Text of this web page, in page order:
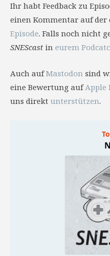
Ihr habt Feedback zu
einen Kommentar auf der
Episode. Falls noch nicht
SNEScast in eurem
Auch aufMastodon sind
eine Bewertung aufApple
uns direkt unterstützen.